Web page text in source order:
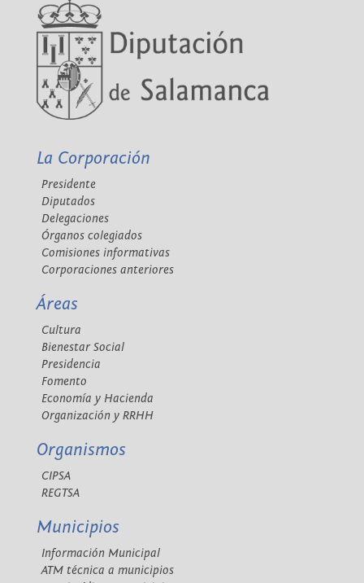
La Corporación
Presidente
Diputados
Delegaciones
Órganos colegiados
Comisiones informativas
Corporaciones anteriores
Áreas
Cultura
Bienestar Social
Presidencia
Fomento
Economía y Hacienda
Organización y RRHH
Organismos
CIPSA
REGTSA
Municipios
Información Municipal
ATM técnica a municipios